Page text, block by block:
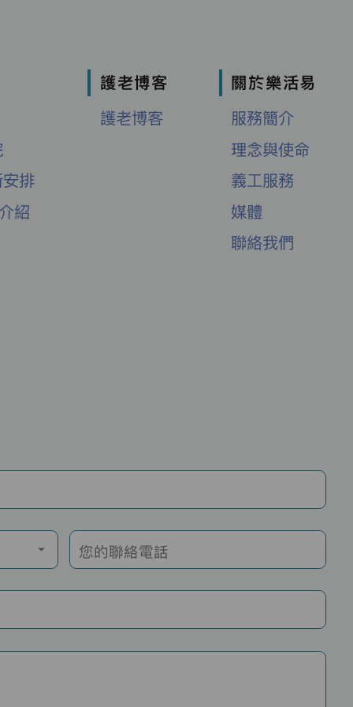
排
紹
護老博客
護老博客
關於樂活易
服務簡介
理念與使命
義工服務
媒體
聯絡我們
您的聯絡電話